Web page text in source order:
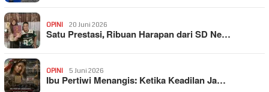
OPINI 20 Juni 2026
Satu Prestasi, Ribuan Harapan dari SD Ne…
OPINI 5 Juni 2026
Ibu Pertiwi Menangis: Ketika Keadilan Ja…